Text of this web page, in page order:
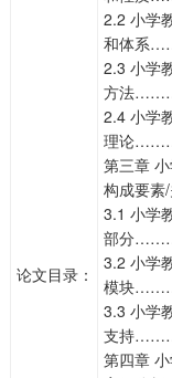
论文目录：
2.2 小学
和体
2.3 小学
方法
2.4 小学
理论
第三章
构成要
3.1 小学
部分
3.2 小学
模块
3.3 小学
支持
第四章